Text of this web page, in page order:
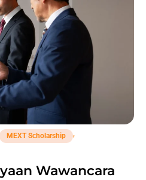
MEXT Scholarship
,
Wawancara